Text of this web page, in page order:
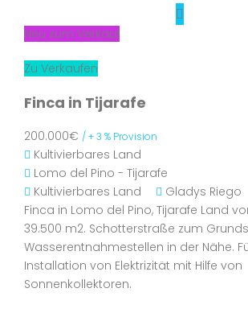
Neu zum Verkauf
Zu Verkaufen
Finca in Tijarafe
200.000€ / + 3 % Provision
Kultivierbares Land
Lomo del Pino - Tijarafe
Kultivierbares Land
Gladys Riego
Finca in Lomo del Pino, Tijarafe Land
39.500 m2. Schotterstraße zum
Wasserentnahmestellen in der Nähe.
Installation von Elektrizität mit Hilfe von
Sonnenkollektoren.